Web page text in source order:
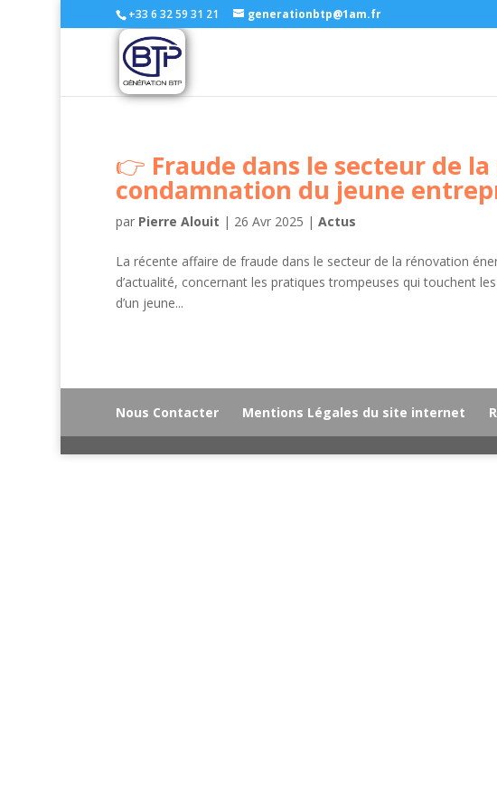
+33 6 32 59 31 21 generationbtp@1am.fr
Fraude dans le secteur de
condamnation du jeune
par Pierre Alouit | 26 Avr 2025 | Actus
La récente affaire de fraude dans le secteur de la rénovation
d’actualité, concernant les pratiques trompeuses qui touchent
d’un jeune...
Nous Contacter Mentions Légales du site internet